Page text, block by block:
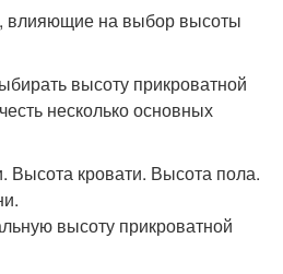
влияющие на выбор высоты
высоту прикроватной
несколько основных
Высота кровати. Высота пола.
высоту прикроватной